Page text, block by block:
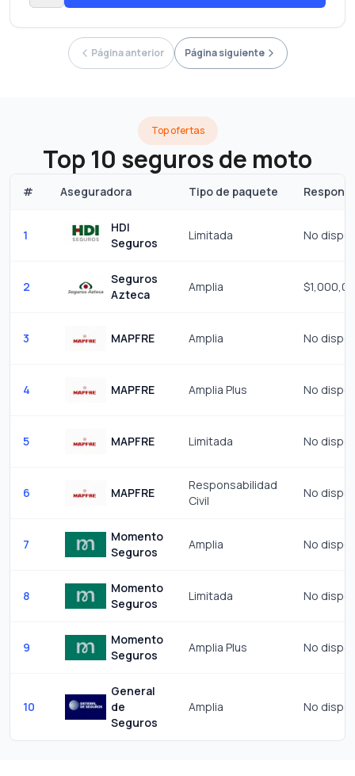
Página anterior Página siguiente
Top ofertas
Top 10 seguros de moto
# Aseguradora Tipo de paquete
1
HDI
Seguros
Limitada No
2
Seguros
Azteca
Amplia
3 MAPFRE Amplia No
4 MAPFRE Amplia Plus No
5 MAPFRE Limitada No
6 MAPFRE
Responsabilidad
Civil
No
7
Momento
Seguros
Amplia No
8
Momento
Seguros
Limitada No
9
Momento
Seguros
Amplia Plus No
10
General
de
Seguros
Amplia No